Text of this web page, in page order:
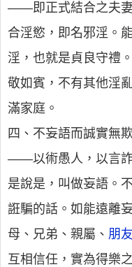
——即正式結合之夫妻
合淫慾，即名邪淫。
淫，也就是貞良守禮
敬如賓，不有其他淫
滿家庭。
四、不妄語而誠實無
——以術愚人，以言詐
是說是，叫做妄語。
誑騙的話。如能遠離
母、兄弟、親屬、 朋友
互相信任，實為得樂